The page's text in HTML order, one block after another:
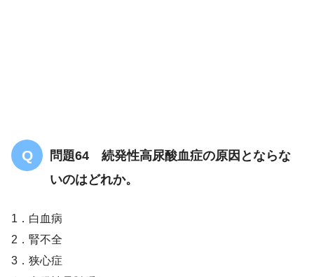
問題64 続発性高尿酸血症の原因とならな
いのはどれか。
1．白血病
2．腎不全
3．狭心症